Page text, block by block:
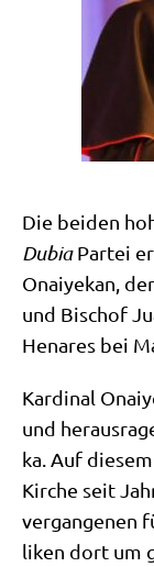
Die bei­den
DubiaPar­tei
Onai­ye­kan,
und Bischof
Hena­res bei
Kar­di­nal
und
ka. Auf
Kir­che seit
ver­gan­ge­nen
li­ken dort um